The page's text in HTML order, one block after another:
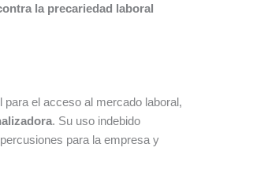
la precariedad laboral
el acceso al mercado laboral,
. Su uso indebido
para la empresa y